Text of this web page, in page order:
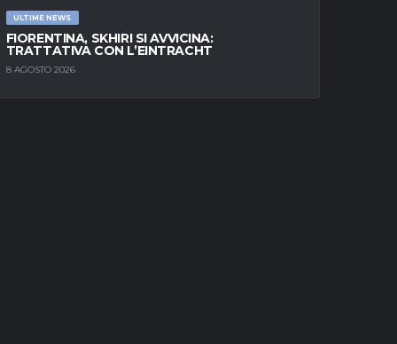
ULTIME NEWS
FIORENTINA, SKHIRI SI AVVICINA:
TRATTATIVA CON L’EINTRACHT
8 AGOSTO 2026